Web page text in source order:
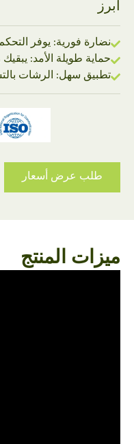
أبرز
نضارة فورية: يوفر
حماية طويلة الأمد:
تطبيق سهل: الرشات
طلب عرض أسعار
ميزات المنتج